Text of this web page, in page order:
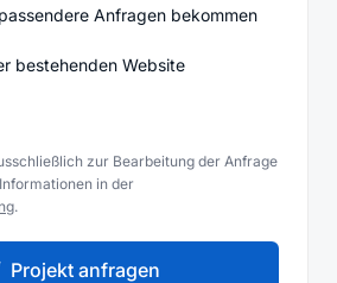
Anfragen bekommen
bestehenden Website
zur Bearbeitung der Anfrage
in der
.
Projekt anfragen